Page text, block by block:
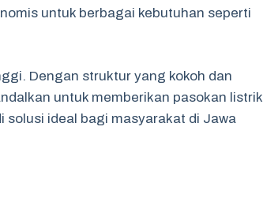
untuk berbagai kebutuhan seperti
Dengan struktur yang kokoh dan
untuk memberikan pasokan listrik
ideal bagi masyarakat di Jawa